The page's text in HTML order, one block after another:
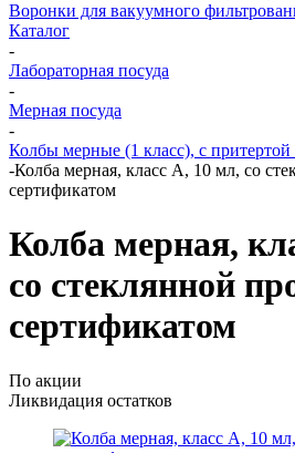
Воронки для вакуумного
Каталог
-
Лабораторная посуда
-
Мерная посуда
-
Колбы мерные (1 класс), c
-Колба мерная, класс А, 10 мл, со
сертификатом
Колба мерная,
со стеклянной
сертификатом
По акции
Ликвидация остатков